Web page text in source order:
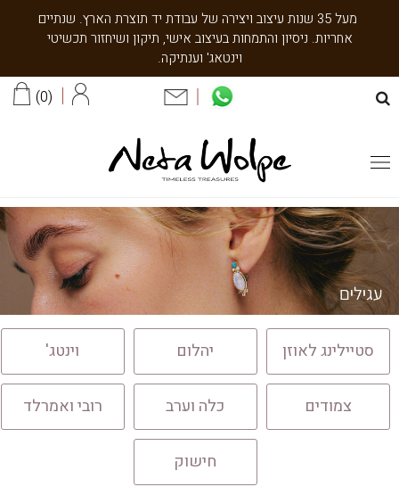
מעל 35 שנות עיצוב ויצירה של עבודת יד תוצרת הארץ. שנתיים
אחריות. ניסיון והתמחות בעיצוב אישי, תיקון ושיחזור תכשיטי
וינטאג' וענתיקה.
0
סטיילינג לאוזן יהלום וינטג'
צמודים כלה וערב רובי ואמרלד
חישוק